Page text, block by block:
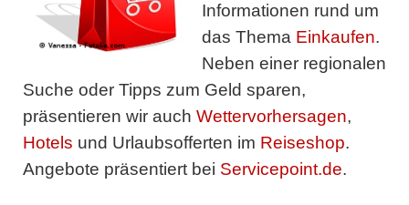
Informationen rund um
das Thema Einkaufen.
Neben einer regionalen
Suche oder Tipps zum Geld sparen,
präsentieren wir auch Wettervorhersagen,
Hotels und Urlaubsofferten im Reiseshop.
Angebote präsentiert bei Servicepoint.de.